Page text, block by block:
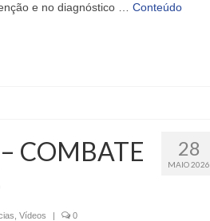
e no diagnóstico … Conteúdo
28
MAIO 2026
COMBATE
Vídeos | 0